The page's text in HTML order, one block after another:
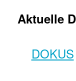
Aktuelle
DOKUS